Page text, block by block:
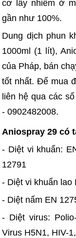
cơ lây nhiễm ở
gần như 100%.
Dung dịch phun
1000ml (1 lít),
của Pháp, bán
tốt nhất. Để mua
liên hệ qua các
- 0902482008.
Aniospray 29 có
- Diệt vi khuẩn:
12791
- Diệt vi khuẩn lao
- Diệt nấm EN
- Diệt virus:
Virus H5N1, HIV-